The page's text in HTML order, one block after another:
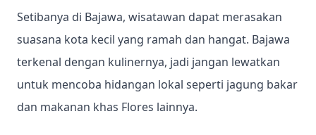
Setibanya di Bajawa, wisatawan dapat merasakan
suasana kota kecil yang ramah dan hangat. Bajawa
terkenal dengan kulinernya, jadi jangan lewatkan
untuk mencoba hidangan lokal seperti jagung bakar
dan makanan khas Flores lainnya.